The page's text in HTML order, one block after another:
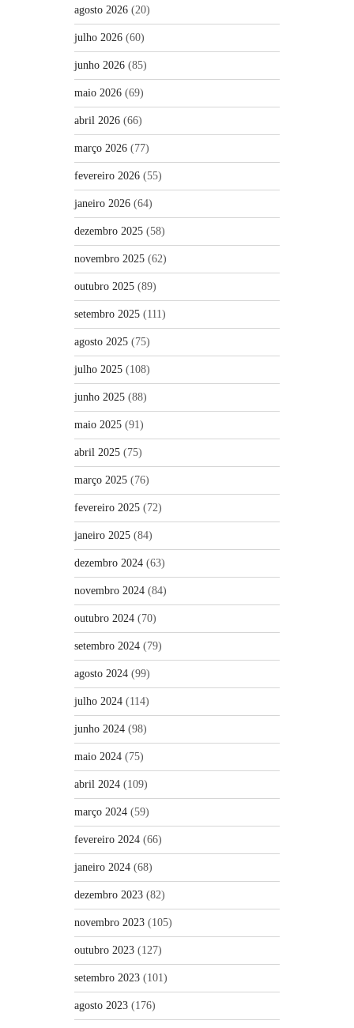
agosto 2026 (20)
julho 2026 (60)
junho 2026 (85)
maio 2026 (69)
abril 2026 (66)
março 2026 (77)
fevereiro 2026 (55)
janeiro 2026 (64)
dezembro 2025 (58)
novembro 2025 (62)
outubro 2025 (89)
setembro 2025 (111)
agosto 2025 (75)
julho 2025 (108)
junho 2025 (88)
maio 2025 (91)
abril 2025 (75)
março 2025 (76)
fevereiro 2025 (72)
janeiro 2025 (84)
dezembro 2024 (63)
novembro 2024 (84)
outubro 2024 (70)
setembro 2024 (79)
agosto 2024 (99)
julho 2024 (114)
junho 2024 (98)
maio 2024 (75)
abril 2024 (109)
março 2024 (59)
fevereiro 2024 (66)
janeiro 2024 (68)
dezembro 2023 (82)
novembro 2023 (105)
outubro 2023 (127)
setembro 2023 (101)
agosto 2023 (176)